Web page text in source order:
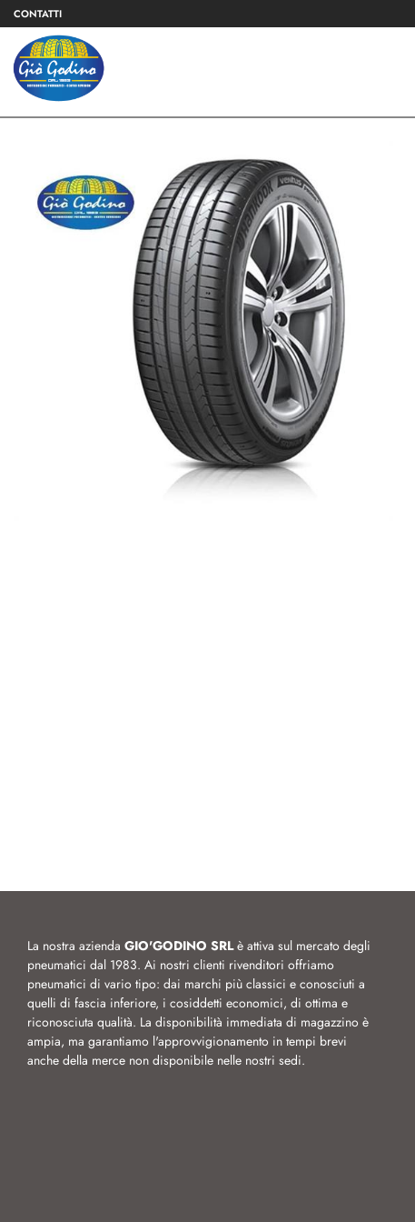
CONTATTI
La nostra azienda GIO'GODINO SRLè attiva sul mercato degli
pneumatici dal 1983. Ai nostri clienti rivenditori offriamo
pneumatici di vario tipo: dai marchi più classici e conosciuti a
quelli di fascia inferiore, i cosiddetti economici, di ottima e
riconosciuta qualità. La disponibilità immediata di magazzino è
ampia, ma garantiamo l'approvvigionamento in tempi brevi
anche della merce non disponibile nelle nostri sedi.